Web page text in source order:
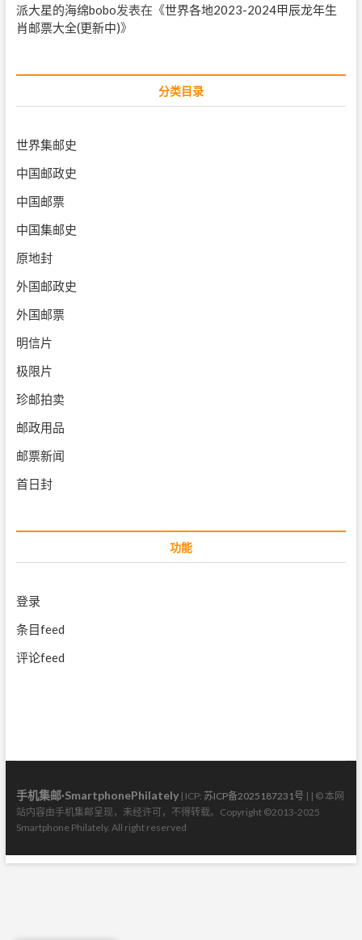
派大星的海绵bobo发表在《世界各地2023-2024甲辰龙年生
肖邮票大全(更新中)》
分类目录
世界集邮史
中国邮政史
中国邮票
中国集邮史
原地封
外国邮政史
外国邮票
明信片
极限片
珍邮拍卖
邮政用品
邮票新闻
首日封
功能
登录
条目feed
评论feed
手机集邮·SmartphonePhilately| ICP: 苏ICP备2025187231号 | | © 本网
站内容由手机集邮呈现，未经许可，不得转载。Copyright ©2013-2025
Smartphone Philately. All right reserved